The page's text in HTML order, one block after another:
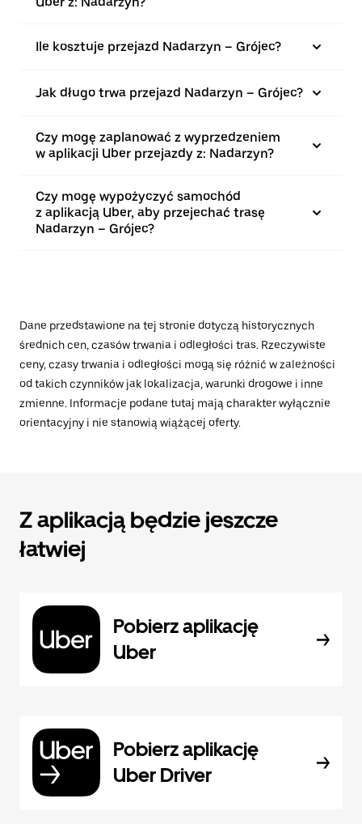
Ile kosztuje przejazd Nadarzyn – Grójec?
Jak długo trwa przejazd Nadarzyn – Grójec?
Czy mogę zaplanować z wyprzedzeniem
w aplikacji Uber przejazdy z: Nadarzyn?
Czy mogę wypożyczyć samochód
z aplikacją Uber, aby przejechać trasę
Nadarzyn – Grójec?
Dane przedstawione na tej stronie dotyczą historycznych
średnich cen, czasów trwania i odległości tras. Rzeczywiste
ceny, czasy trwania i odległości mogą się różnić w zależności
od takich czynników jak lokalizacja, warunki drogowe i inne
zmienne. Informacje podane tutaj mają charakter wyłącznie
orientacyjny i nie stanowią wiążącej oferty.
Z aplikacją będzie jeszcze
łatwiej
Pobierz aplikację
Uber
Pobierz aplikację
Uber Driver